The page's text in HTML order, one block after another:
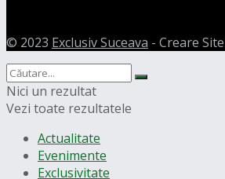
© 2023 Exclusiv Suceava - Creare Site
Nici un rezultat
Vezi toate rezultatele
Actualitate
Evenimente
Exclusivitate